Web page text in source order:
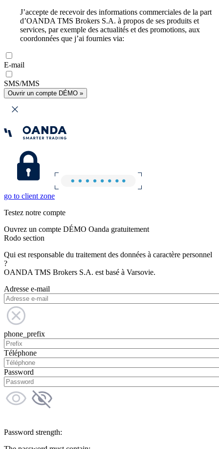
J’accepte de recevoir des informations commerciales de la part
d’OANDA TMS Brokers S.A. à propos de ses produits et
services, par exemple des actualités et des promotions, aux
coordonnées que j’ai fournies via:
E-mail
SMS/MMS
Ouvrir un compte DÉMO »
go to client zone
Testez notre compte
Ouvrez un compte DÉMO Oanda gratuitement
Rodo section
Qui est responsable du traitement des données à caractère personnel
?
OANDA TMS Brokers S.A. est basé à Varsovie.
Adresse e-mail
phone_prefix
Téléphone
Password
Password strength: